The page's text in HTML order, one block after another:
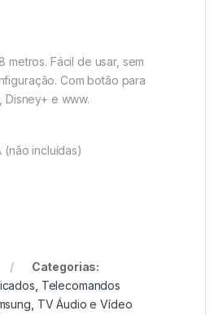
metros. Fácil de usar, sem
Com botão para
Disney+ e www.
(não incluídas)
Categorias:
Telecomandos
TV Áudio e Vídeo